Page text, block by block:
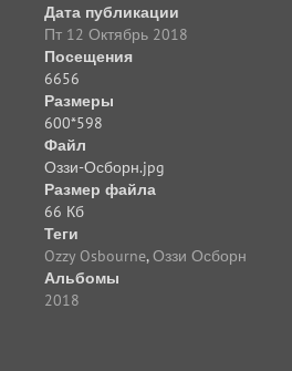
Дата публикации
Пт 12 Октябрь 2018
Посещения
6656
Размеры
600*598
Файл
Оззи-Осборн.jpg
Размер файла
66 Кб
Теги
Ozzy Osbourne,Оззи Осборн
Альбомы
2018